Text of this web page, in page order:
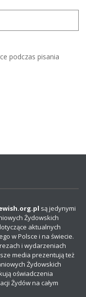
podczas pisania
są jedynymi
Żydowskich
aktualnych
w Polsce i na świecie.
i wydarzeniach
media prezentują też
Żydowskich
oświadczenia
Żydów na całym